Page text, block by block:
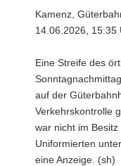
Kamenz,
14.06.2026, 15:35
Eine Streife des
auf der
Verkehrskontrolle
war nicht im
Uniformierten
eine Anzeige. (sh)